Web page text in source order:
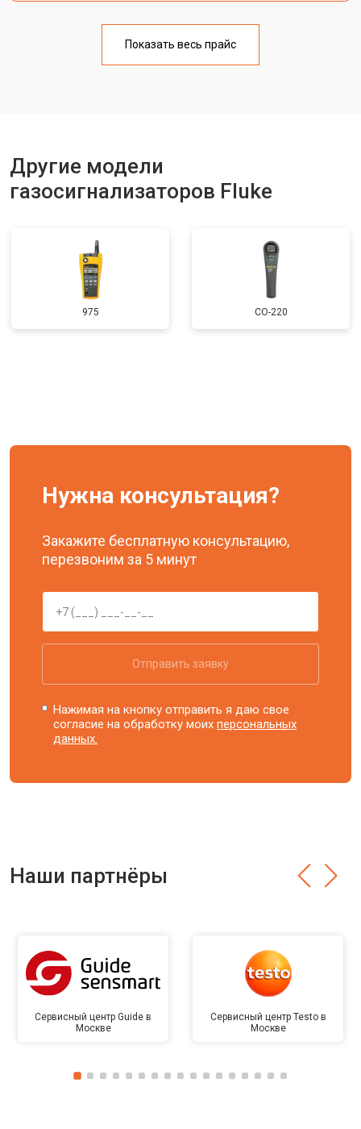
Показать весь прайс
Другие модели
газосигнализаторов Fluke
975 CO-220
Нужна консультация?
Закажите бесплатную консультацию,
перезвоним за 5 минут
Отправить заявку
Нажимая на кнопку отправить я даю свое
согласие на обработку моихперсональных
данных.
Наши партнёры
Сервисный центр Guide в
Москве
Сервисный центр Testo в
Москве